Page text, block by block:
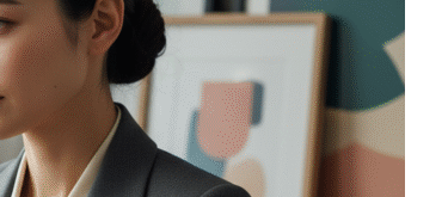
運動・体操教室 グループレッスン
しない7つの確
を元日本王者が
をマンツーマンで習えます
か？｜元日本王者が教える
中央区のパーソナル